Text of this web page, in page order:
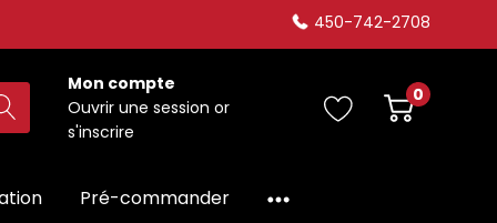
450-742-2708
Mon compte
Ouvrir une session or
s'inscrire
0
Pré-commander